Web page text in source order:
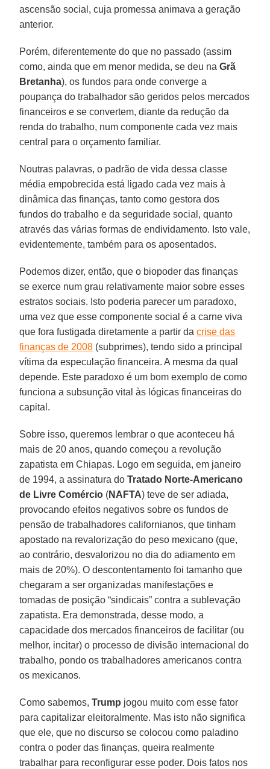
ascensão social, cuja promessa animava a geração
anterior.
Porém, diferentemente do que no passado (assim
como, ainda que em menor medida, se deu naGrã
Bretanha), os fundos para onde converge a
poupança do trabalhador são geridos pelos mercados
financeiros e se convertem, diante da redução da
renda do trabalho, num componente cada vez mais
central para o orçamento familiar.
Noutras palavras, o padrão de vida dessa classe
média empobrecida está ligado cada vez mais à
dinâmica das finanças, tanto como gestora dos
fundos do trabalho e da seguridade social, quanto
através das várias formas de endividamento. Isto vale,
evidentemente, também para os aposentados.
Podemos dizer, então, que o biopoder das finanças
se exerce num grau relativamente maior sobre esses
estratos sociais. Isto poderia parecer um paradoxo,
uma vez que esse componente social é a carne viva
que fora fustigada diretamente a partir dacrise das
finanças de 2008 (subprimes), tendo sido a principal
vítima da especulação financeira. A mesma da qual
depende. Este paradoxo é um bom exemplo de como
funciona a subsunção vital às lógicas financeiras do
capital.
Sobre isso, queremos lembrar o que aconteceu há
mais de 20 anos, quando começou a revolução
zapatista em Chiapas. Logo em seguida, em janeiro
de 1994, a assinatura doTratado Norte-Americano
de Livre Comércio (NAFTA) teve de ser adiada,
provocando efeitos negativos sobre os fundos de
pensão de trabalhadores californianos, que tinham
apostado na revalorização do peso mexicano (que,
ao contrário, desvalorizou no dia do adiamento em
mais de 20%). O descontentamento foi tamanho que
chegaram a ser organizadas manifestações e
tomadas de posição “sindicais” contra a sublevação
zapatista. Era demonstrada, desse modo, a
capacidade dos mercados financeiros de facilitar (ou
melhor, incitar) o processo de divisão internacional do
trabalho, pondo os trabalhadores americanos contra
os mexicanos.
Como sabemos,Trump jogou muito com esse fator
para capitalizar eleitoralmente. Mas isto não significa
que ele, que no discurso se colocou como paladino
contra o poder das finanças, queira realmente
trabalhar para reconfigurar esse poder. Dois fatos nos